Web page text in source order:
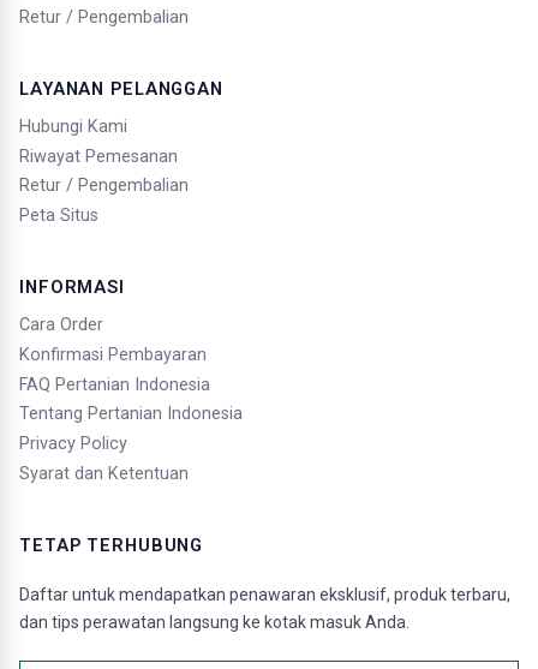
Retur / Pengembalian
LAYANAN PELANGGAN
Hubungi Kami
Riwayat Pemesanan
Retur / Pengembalian
Peta Situs
INFORMASI
Cara Order
Konfirmasi Pembayaran
FAQ Pertanian Indonesia
Tentang Pertanian Indonesia
Privacy Policy
Syarat dan Ketentuan
TETAP TERHUBUNG
Daftar untuk mendapatkan penawaran eksklusif, produk terbaru,
dan tips perawatan langsung ke kotak masuk Anda.